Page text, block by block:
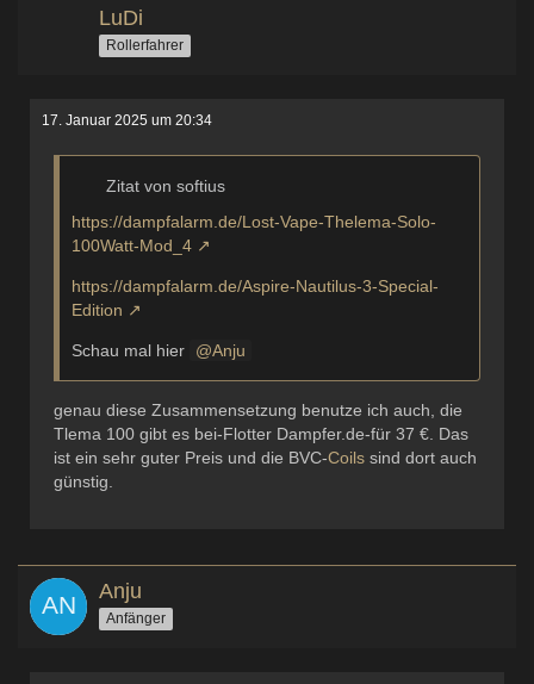
LuDi
Rollerfahrer
17. Januar 2025 um 20:34
Zitat von softius
https://dampfalarm.de/Lost-Vape-Thelema-Solo-
100Watt-Mod_4
https://dampfalarm.de/Aspire-Nautilus-3-Special-
Edition
Schau mal hier Anju
genau diese Zusammensetzung benutze ich auch, die
Tlema 100 gibt es bei-Flotter Dampfer.de-für 37 €. Das
ist ein sehr guter Preis und die BVC-Coils sind dort auch
günstig.
Anju
Anfänger